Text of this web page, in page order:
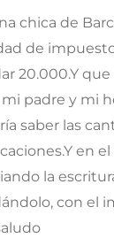
chica de
de
20.000.Y
padre y mi
saber las
en
la
con el